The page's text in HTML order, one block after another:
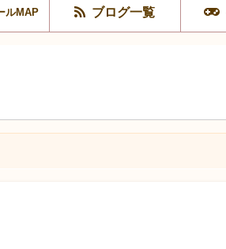
ルMAP ブログ一覧